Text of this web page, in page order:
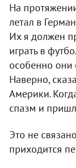
На
летал в
Их я должен
играть в
особенно они
Наверно,
Америки.
спазм и
Это не
приходится